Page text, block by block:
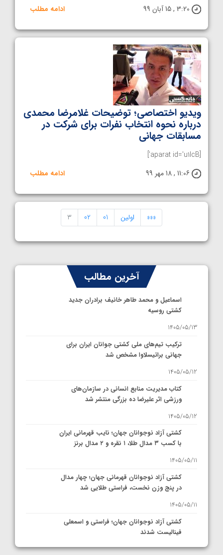
3:20 , 15 آبان 99
ادامه مطلب
ویدیو اختصاصی؛ توضیحات غلامرضا محمدی
درباره نحوه انتخاب نفرات برای شرکت در
مسابقات جهانی
[aparat id='u1lcB']
11:06 , 18 مهر 99
ادامه مطلب
««« اولین 01
02
3
آخرین مطالب
اسماعیل و محمد طاهر خانیف برادران جدید
کشتی روسیه
1405/05/13
ترکیب تیم‌های ملی کشتی جوانان ایران برای
جهانی براتیسلاوا مشخص شد
1405/05/12
کتاب مدیریت منابع انسانی در سازمان‌های
ورزشی اثر علیرضا ده بزرگی منتشر شد
1405/05/12
کشتی آزاد نوجوانان جهان؛ نایب قهرمانی ایران
با کسب ۳ مدال طلا، ۱ نقره و ۲ مدال برنز
1405/05/11
کشتی آزاد نوجوانان قهرمانی جهان؛ چهار مدال
در پنج وزن نخست، فراستی طلایی شد
1405/05/11
کشتی آزاد نوجوانان جهان؛ فراستی و اسمعلی
فینالیست شدند
1405/05/09